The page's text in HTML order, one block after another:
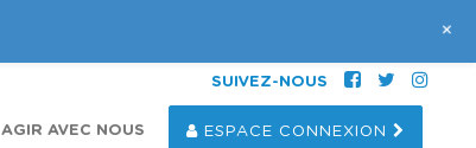
SUIVEZ-NOUS
ESPACE CONNEXION
AGIR AVEC NOUS
+